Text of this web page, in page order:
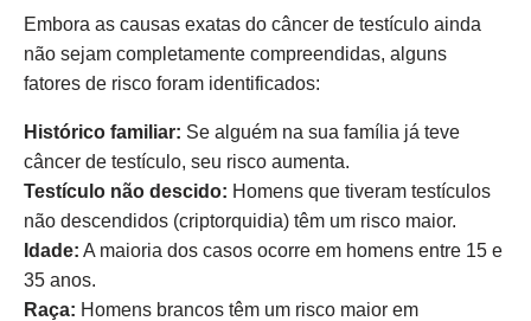
Embora as causas exatas do câncer de testículo ainda
não sejam completamente compreendidas, alguns
fatores de risco foram identificados:
Histórico familiar: Se alguém na sua família já teve
câncer de testículo, seu risco aumenta.
Testículo não descido: Homens que tiveram testículos
não descendidos (criptorquidia) têm um risco maior.
Idade: A maioria dos casos ocorre em homens entre 15 e
35 anos.
Raça: Homens brancos têm um risco maior em